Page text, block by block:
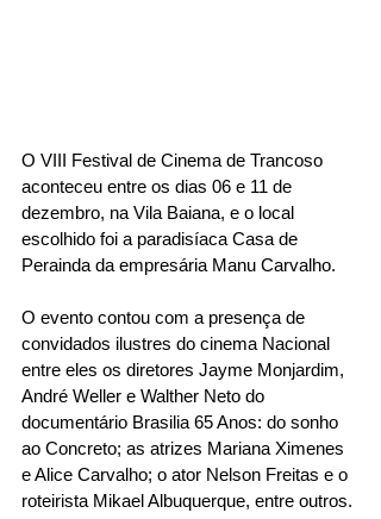
O VIII Festival de Cinema de Trancoso
aconteceu entre os dias 06 e 11 de
dezembro, na Vila Baiana, e o local
escolhido foi a paradisíaca Casa de
Perainda da empresária Manu Carvalho.
O evento contou com a presença de
convidados ilustres do cinema Nacional
entre eles os diretores Jayme Monjardim,
André Weller e Walther Neto do
documentário Brasilia 65 Anos: do sonho
ao Concreto; as atrizes Mariana Ximenes
e Alice Carvalho; o ator Nelson Freitas e o
roteirista Mikael Albuquerque, entre outros.